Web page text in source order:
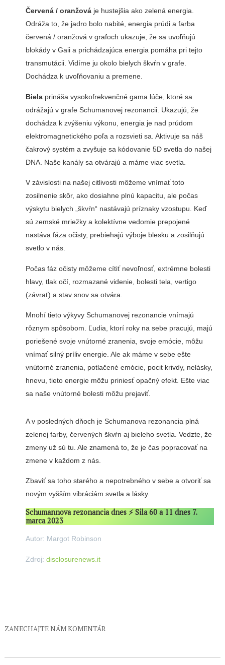
Červená / oranžováje hustejšia ako zelená energia.
Odráža to, že jadro bolo nabité, energia prúdi a farba
červená / oranžová v grafoch ukazuje, že sa uvoľňujú
blokády v Gaii a prichádzajúca energia pomáha pri tejto
transmutácii. Vidíme ju okolo bielych škvŕn v grafe.
Dochádza k uvoľňovaniu a premene.
Bielaprináša vysokofrekvenčné gama lúče, ktoré sa
odrážajú v grafe Schumanovej rezonancii. Ukazujú, že
dochádza k zvýšeniu výkonu, energia je nad prúdom
elektromagnetického poľa a rozsvieti sa. Aktivuje sa náš
čakrový systém a zvyšuje sa kódovanie 5D svetla do našej
DNA. Naše kanály sa otvárajú a máme viac svetla.
V závislosti na našej citlivosti môžeme vnímať toto
zosilnenie skôr, ako dosiahne plnú kapacitu, ale počas
výskytu bielych „škvŕn“ nastávajú príznaky vzostupu. Keď
sú zemské mriežky a kolektívne vedomie prepojené
nastáva fáza očisty, prebiehajú výboje blesku a zosilňujú
svetlo v nás.
Počas fáz očisty môžeme cítiť nevoľnosť, extrémne bolesti
hlavy, tlak očí, rozmazané videnie, bolesti tela, vertigo
(závrať) a stav snov sa otvára.
Mnohí tieto výkyvy Schumanovej rezonancie vnímajú
rôznym spôsobom. Ľudia, ktorí roky na sebe pracujú, majú
poriešené svoje vnútorné zranenia, svoje emócie, môžu
vnímať silný príliv energie. Ale ak máme v sebe ešte
vnútorné zranenia, potlačené emócie, pocit krivdy, nelásky,
hnevu, tieto energie môžu priniesť opačný efekt. Ešte viac
sa naše vnútorné bolesti môžu prejaviť.
A v posledných dňoch je Schumanova rezonancia plná
zelenej farby, červených škvŕn aj bieleho svetla. Vedzte, že
zmeny už sú tu. Ale znamená to, že je čas popracovať na
zmene v každom z nás.
Zbaviť sa toho starého a nepotrebného v sebe a otvoriť sa
novým vyšším vibráciám svetla a lásky.
Schumannova rezonancia dnes ⚡️ Sila 60 a 11 dnes 7.
marca 2023
Autor: Margot Robinson
Zdroj: disclosurenews.it
ZANECHAJTE NÁM KOMENTÁR